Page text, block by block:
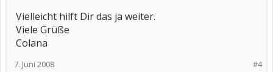
Vielleicht hilft Dir das ja weiter.
Viele Grüße
Colana
#4
7. Juni 2008